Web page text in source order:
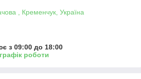
, Кременчук, Україна
з 09:00 до 18:00
роботи